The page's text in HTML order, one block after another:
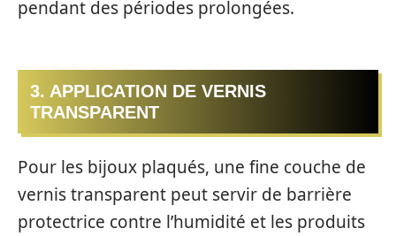
pendant des périodes prolongées.
3. APPLICATION DE VERNIS
TRANSPARENT
Pour les bijoux plaqués, une fine couche de
vernis transparent peut servir de barrière
protectrice contre l’humidité et les produits